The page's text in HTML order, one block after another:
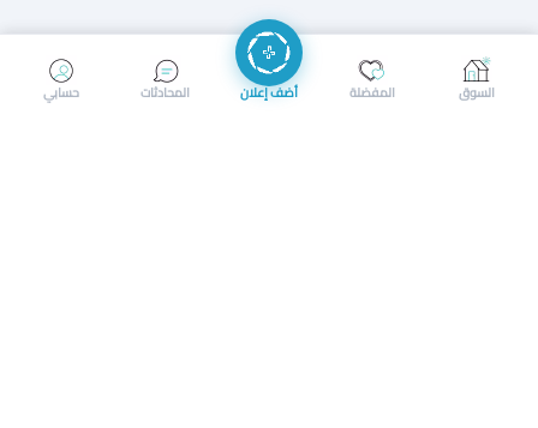
إرسال رسالة إجراء مكالمة
حسابي المحادثات أضف إعلان المفضلة السوق